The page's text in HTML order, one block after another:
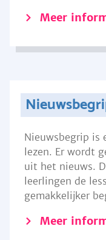
Meer
Nieuwsbegrip is
lezen. Er wordt
uit het nieuws.
leerlingen de
gemakkelijker
Meer